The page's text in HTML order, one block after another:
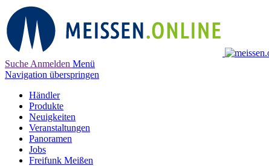
Suche Anmelden Menü
Navigation überspringen
Händler
Produkte
Neuigkeiten
Veranstaltungen
Panoramen
Jobs
Freifunk Meißen